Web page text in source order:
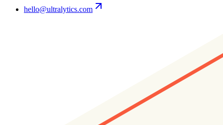
hello@ultralytics.com